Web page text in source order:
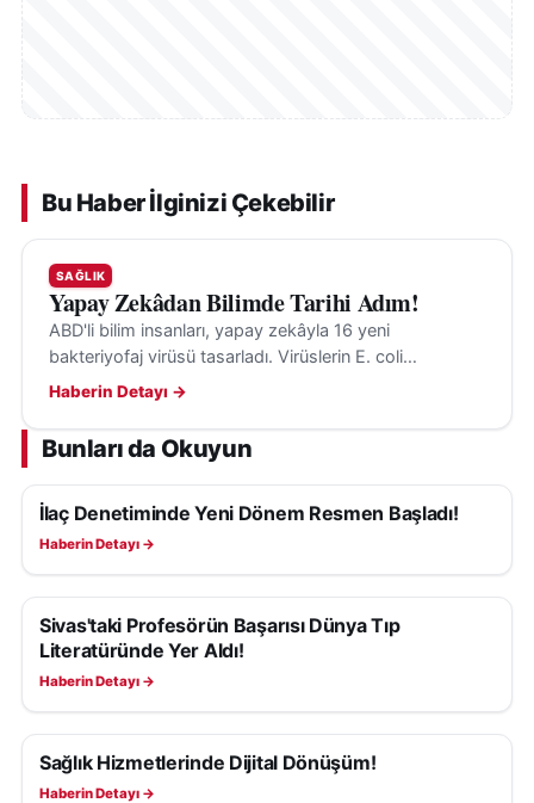
Bu Haber İlginizi Çekebilir
SAĞLIK
Yapay Zekâdan Bilimde Tarihi Adım!
ABD'li bilim insanları, yapay zekâyla 16 yeni
bakteriyofaj virüsü tasarladı. Virüslerin E. coli
bakterilerini hedef aldığı ve insanlara tehdit
Haberin Detayı →
Bunları da Okuyun
SAĞLIK
İlaç Denetiminde Yeni Dönem Resmen Başladı!
Haberin Detayı →
SAĞLIK
Sivas'taki Profesörün Başarısı Dünya Tıp
Literatüründe Yer Aldı!
Haberin Detayı →
SAĞLIK
Sağlık Hizmetlerinde Dijital Dönüşüm!
Haberin Detayı →